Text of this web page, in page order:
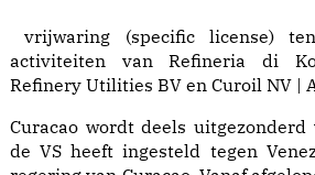
vrijwaring (specific license)
activiteiten van Refineria di
Refinery Utilities BV en Curoil NV |
Curacao wordt deels
de VS heeft ingesteld tegen